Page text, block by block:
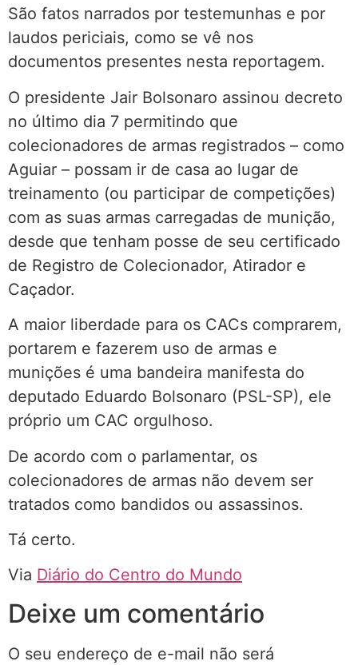
São fatos narrados por testemunhas e por
laudos periciais, como se vê nos
documentos presentes nesta reportagem.
O presidente Jair Bolsonaro assinou decreto
no último dia 7 permitindo que
colecionadores de armas registrados – como
Aguiar – possam ir de casa ao lugar de
treinamento (ou participar de competições)
com as suas armas carregadas de munição,
desde que tenham posse de seu certificado
de Registro de Colecionador, Atirador e
Caçador.
A maior liberdade para os CACs comprarem,
portarem e fazerem uso de armas e
munições é uma bandeira manifesta do
deputado Eduardo Bolsonaro (PSL-SP), ele
próprio um CAC orgulhoso.
De acordo com o parlamentar, os
colecionadores de armas não devem ser
tratados como bandidos ou assassinos.
Tá certo.
Via Diário do Centro do Mundo
Deixe um comentário
O seu endereço de e-mail não será